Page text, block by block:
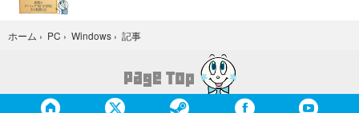
ホーム › PC › Windows › 記事